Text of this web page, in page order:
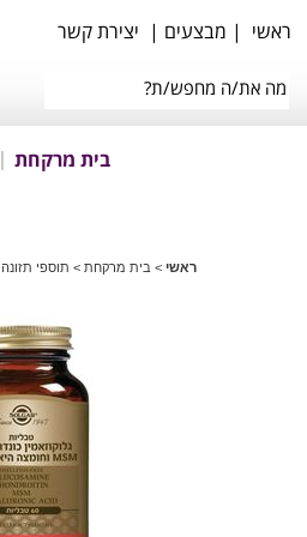
ראשי | מבצעים | יצירת קשר
בית מרקחת
ראשי > בית מרקחת > תוספי תזונה